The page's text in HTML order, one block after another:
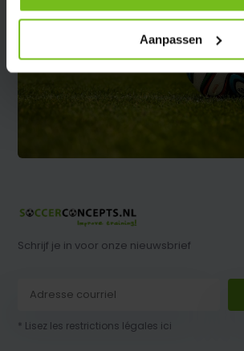
Aanpassen
Schrijf je in voor onze nieuwsbrief
* Lisez les restrictions légales ici